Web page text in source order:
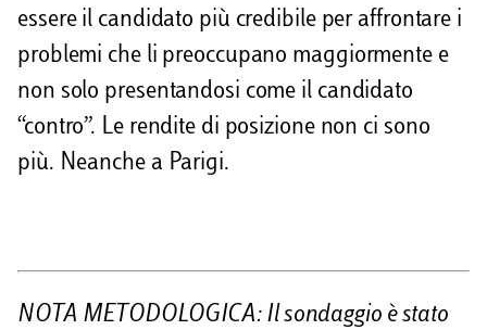
essere il candidato più credibile per affrontare i
problemi che li preoccupano maggiormente e
non solo presentandosi come il candidato
“contro”. Le rendite di posizione non ci sono
più. Neanche a Parigi.
NOTA METODOLOGICA: Il sondaggio è stato